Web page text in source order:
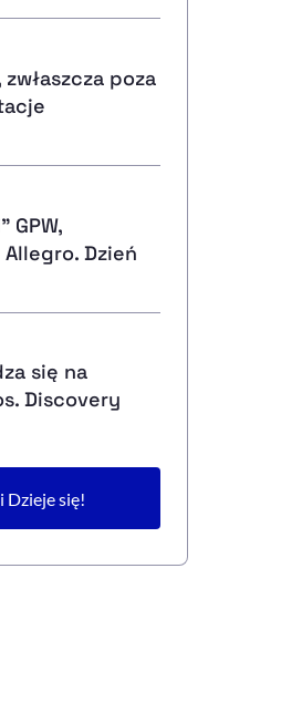
poza
GPW,
Dzień
się na
Discovery
Dzieje się!